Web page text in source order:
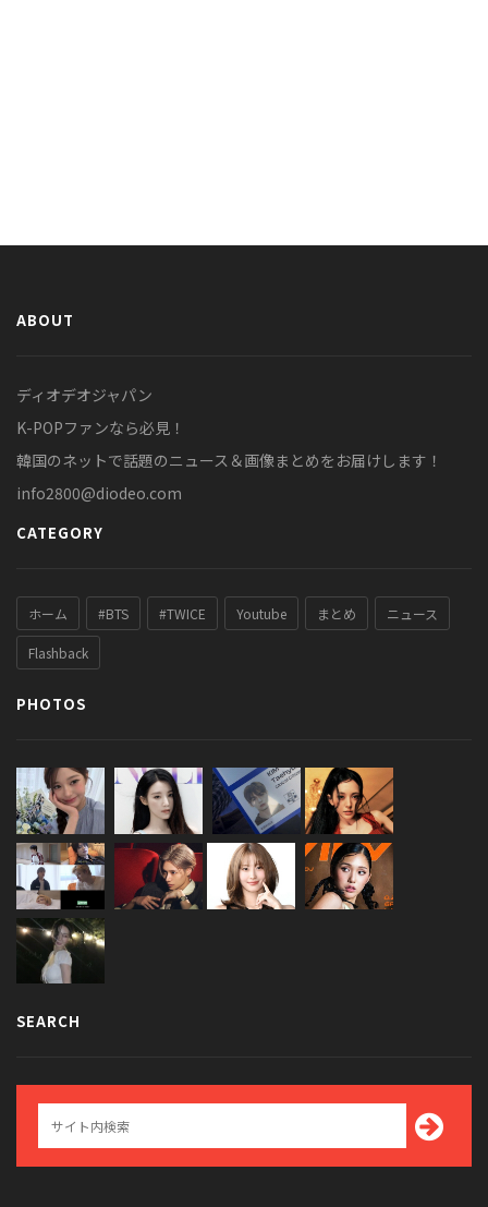
ABOUT
ディオデオジャパン
K-POPファンなら必見！
韓国のネットで話題のニュース＆画像まとめをお届けします！
info2800@diodeo.com
CATEGORY
ホーム #BTS #TWICE Youtube まとめ ニュース
Flashback
PHOTOS
SEARCH